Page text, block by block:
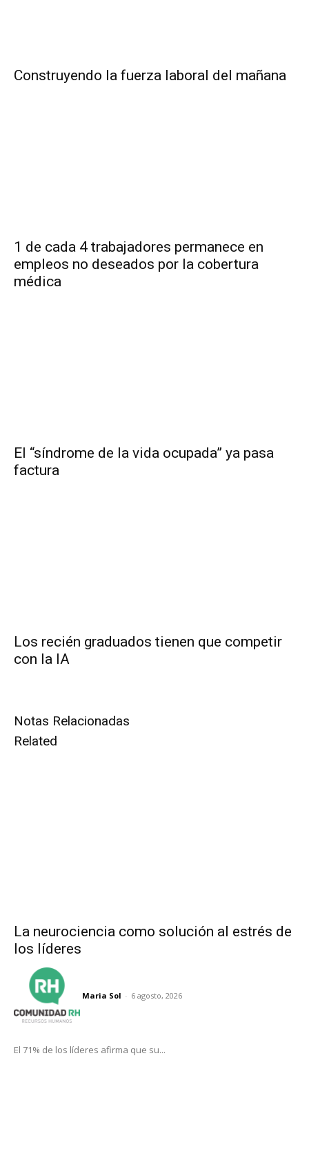
Construyendo la fuerza laboral del mañana
1 de cada 4 trabajadores permanece en
empleos no deseados por la cobertura
médica
El “síndrome de la vida ocupada” ya pasa
factura
Los recién graduados tienen que competir
con la IA
Notas Relacionadas
Related
La neurociencia como solución al estrés de
los líderes
Maria Sol - 6 agosto, 2026
El 71% de los líderes afirma que su...